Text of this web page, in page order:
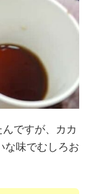
ですが、カカ
な味でむしろお